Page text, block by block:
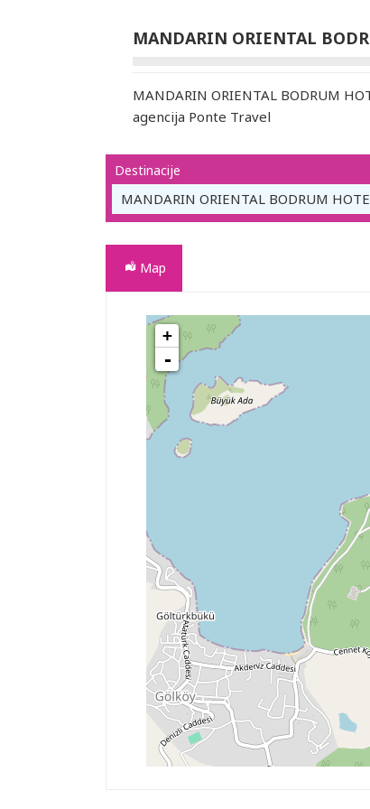
MANDARIN ORIENTAL
MANDARIN ORIENTAL BODRUM
agencija Ponte Travel
Destinacije
MANDARIN ORIENTAL BODRUM
Map
MANDARIN ORIENTAL BODRUM HOTEL
+
-